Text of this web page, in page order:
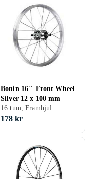
Bonin 16´´ Front Wheel
Silver 12 x 100 mm
16 tum, Framhjul
178 kr